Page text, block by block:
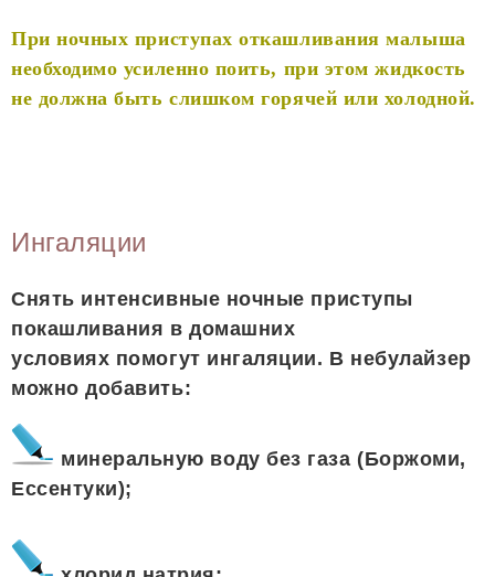
При ночных приступах откашливания малыша
необходимо усиленно поить, при этом жидкость
не должна быть слишком горячей или холодной.
Ингаляции
Снять интенсивные ночные приступы
покашливания в домашних
условиях помогут ингаляции. В небулайзер
можно добавить:
минеральную воду без газа (Боржоми,
Ессентуки);